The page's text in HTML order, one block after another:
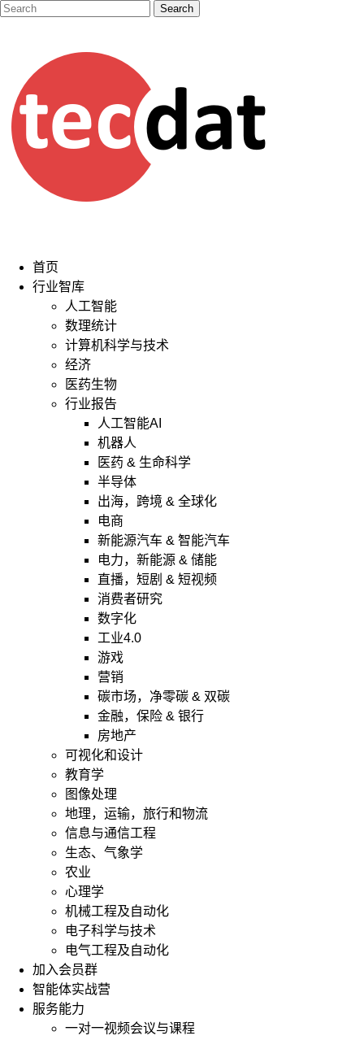
首页
行业智库
人工智能
数理统计
计算机科学与技术
经济
医药生物
行业报告
人工智能AI
机器人
医药 & 生命科学
半导体
出海，跨境 & 全球化
电商
新能源汽车 & 智能汽车
电力，新能源 & 储能
直播，短剧 & 短视频
消费者研究
数字化
工业4.0
游戏
营销
碳市场，净零碳 & 双碳
金融，保险 & 银行
房地产
可视化和设计
教育学
图像处理
地理，运输，旅行和物流
信息与通信工程
生态、气象学
农业
心理学
机械工程及自动化
电子科学与技术
电气工程及自动化
加入会员群
智能体实战营
服务能力
一对一视频会议与课程